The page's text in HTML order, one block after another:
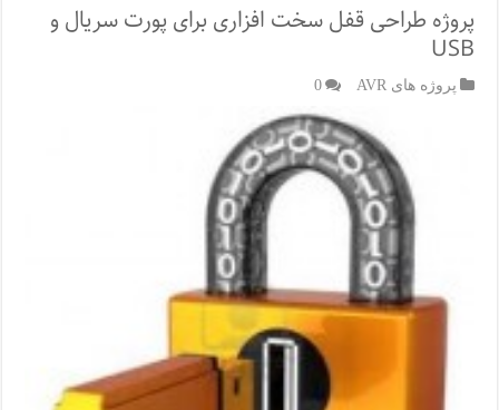
پروژه طراحی قفل سخت افزاری برای پورت سریال و
USB
پروژه های AVR 0